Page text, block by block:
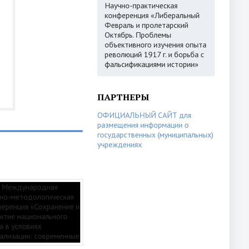
Научно-практическая
конференция «Либеральный
Февраль и пролетарский
Октябрь. Проблемы
объективного изучения опыта
революций 1917 г. и борьба с
фальсификациями истории»
ПАРТНЕРЫ
ОФИЦИАЛЬНЫЙ САЙТ для
размещения информации о
государственных (муниципальных)
учреждениях